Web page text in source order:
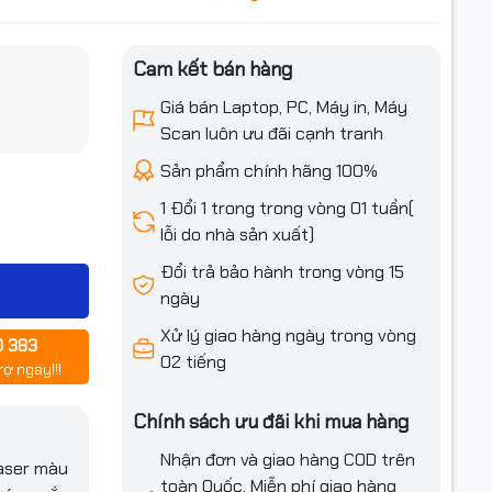
383
ngay!!!
màu
Cam kết bán hàng
Giá bán Laptop, PC, Máy in, Máy
Scan luôn ưu đãi cạnh tranh
Sản phẩm chính hãng 100%
1 Đổi 1 trong trong vòng 01 tuần(
lỗi do nhà sản xuất)
Đổi trả bảo hành trong vòng 15
ngày
Xử lý giao hàng ngày trong vòng
02 tiếng
Chính sách ưu đãi khi mua hàng
Nhận đơn và giao hàng COD trên
toàn Quốc. Miễn phí giao hàng
MFP
ưu đãi